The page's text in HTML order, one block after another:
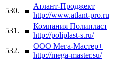
530.
Атлант-Проджект
http://www.atlant-pro.ru
531.
Компания Полипласт
http://poliplast-s.ru/
532.
ООО Мега-Мастер+
http://mega-master.su/